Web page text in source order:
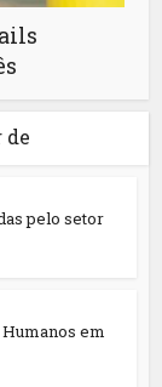
de
pelo setor
em